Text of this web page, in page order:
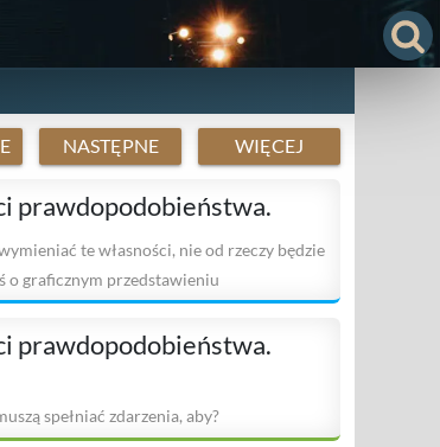
NASTĘPNE WIĘCEJ
prawdopodobieństwa.
te własności, nie od rzeczy będzie
o graficznym przedstawieniu
prawdopodobieństwa.
spełniać zdarzenia, aby?